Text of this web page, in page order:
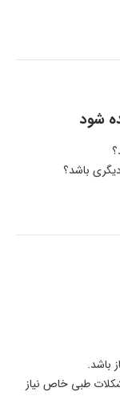
شود
باشد؟
باشد.
طبی خاص نیاز